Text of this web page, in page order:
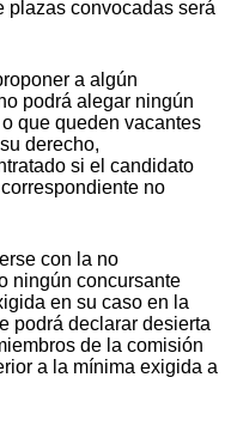
plazas convocadas será
a algún
podrá alegar ningún
que queden vacantes
derecho,
si el candidato
no
con la no
ningún concursante
en su caso en la
podrá declarar desierta
de la comisión
a la mínima exigida a